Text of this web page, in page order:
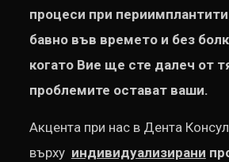
процеси при
бавно във времето и без
когато Вие ще сте далеч от
проблемите остават ваши.
Акцента при нас в Дента
върху индивидуализирани